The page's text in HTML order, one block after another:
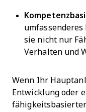
sie nicht nur
Verhalten und
Wenn Ihr
Entwicklung oder
fähigkeitsbasierter